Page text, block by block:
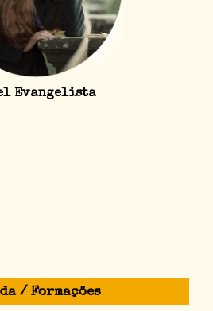
Evangelista
/ Formações